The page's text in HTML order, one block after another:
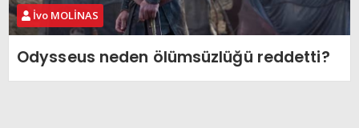
İvo MOLİNAS
Odysseus neden ölümsüzlüğü reddetti?